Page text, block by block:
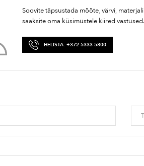
Soovite täpsustada mõõte, värvi,
saaksite oma küsimustele kiired
HELISTA: +372 5333 5800